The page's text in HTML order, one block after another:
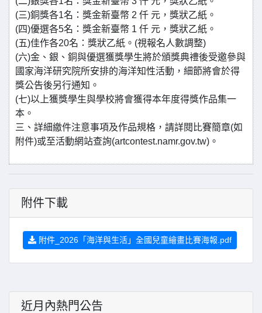
(三)銅獎各1名：獎金新臺幣 2 仟 元，獎狀乙紙。
(四)優選各5名：獎金新臺幣 1 仟 元，獎狀乙紙。
(五)佳作各20名：獎狀乙紙。(視報名人數調整)
(六)金、銀、銅與優選獲獎學生將於頒獎典禮後受邀參與
國家海洋研究院所安排的海洋知性活動，細節將會於得
獎公告後另行通知。
(七)以上獲獎學生與學校將會獲得本年度得獎作品集一
本。
三、詳細繳件注意事項及作品規格，請詳閱比賽簡章(如
附件)或至活動網站查詢(artcontest.namr.gov.tw)。
附件下載
附件_2026「海洋與生活」全國兒童繪畫比賽海報.pdf
近月內熱門公告